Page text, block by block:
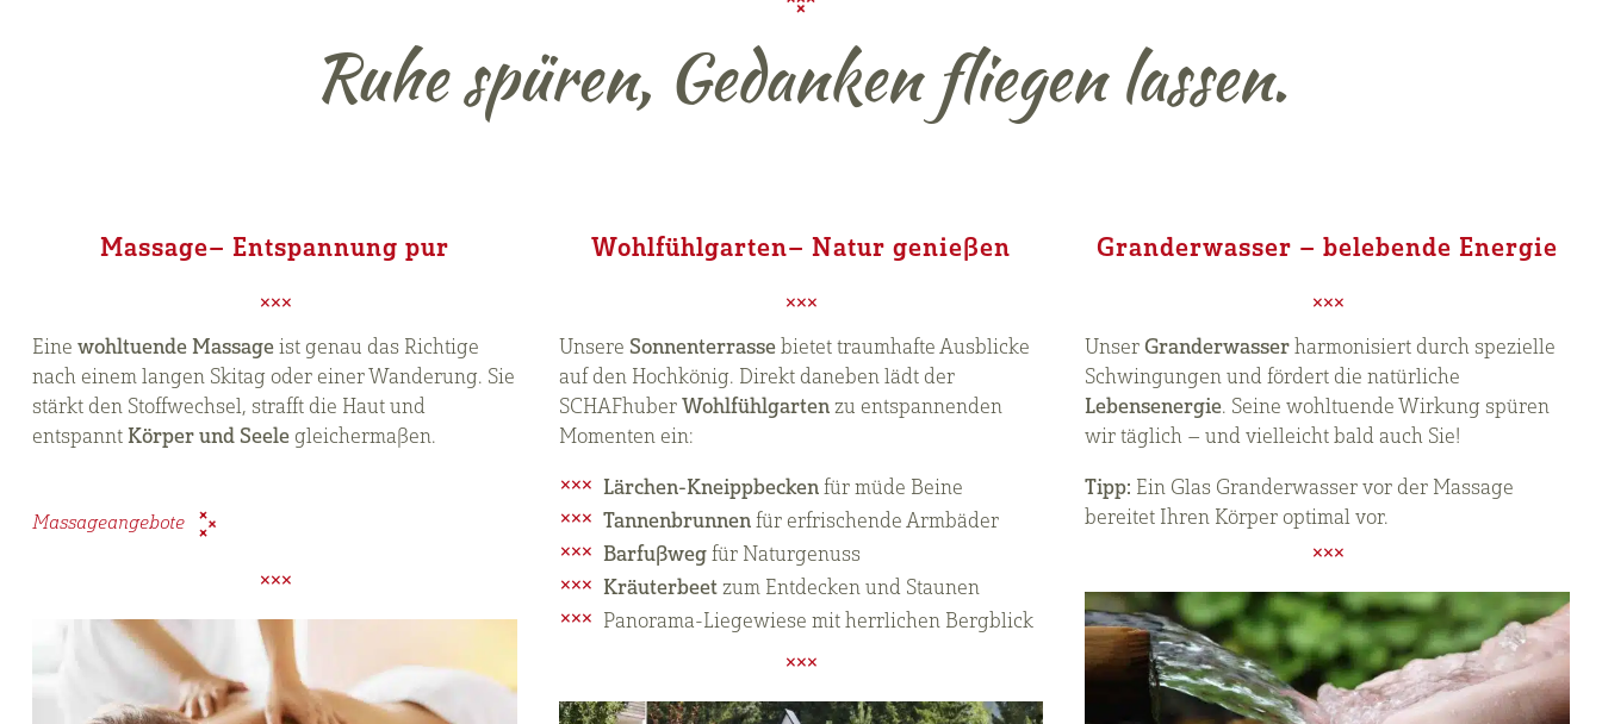
Ruhe spüren, Gedanken fliegen lassen.
Massage– Entspannung pur
Eine wohltuende Massageist genau das Richtige
nach einem langen Skitag oder einer Wanderung. Sie
stärkt den Stoffwechsel, strafft die Haut und
entspannt Körper und Seelegleichermaßen.
Massageangebote
Wohlfühlgarten– Natur genießen
Unsere Sonnenterrassebietet traumhafte Ausblicke
auf den Hochkönig. Direkt daneben lädt der
SCHAFhuber Wohlfühlgarten zu entspannenden
Momenten ein:
Lärchen-Kneippbeckenfür müde Beine
Tannenbrunnenfür erfrischende Armbäder
Barfußwegfür Naturgenuss
Kräuterbeetzum Entdecken und Staunen
Panorama-Liegewiese mit herrlichen Bergblick
Granderwasser – belebende Energie
UnserGranderwasser harmonisiert durch spezielle
Schwingungen und fördert die natürliche
Lebensenergie. Seine wohltuende Wirkung spüren
wir täglich – und vielleicht bald auch Sie!
Tipp: Ein Glas Granderwasser vor der Massage
bereitet Ihren Körper optimal vor.